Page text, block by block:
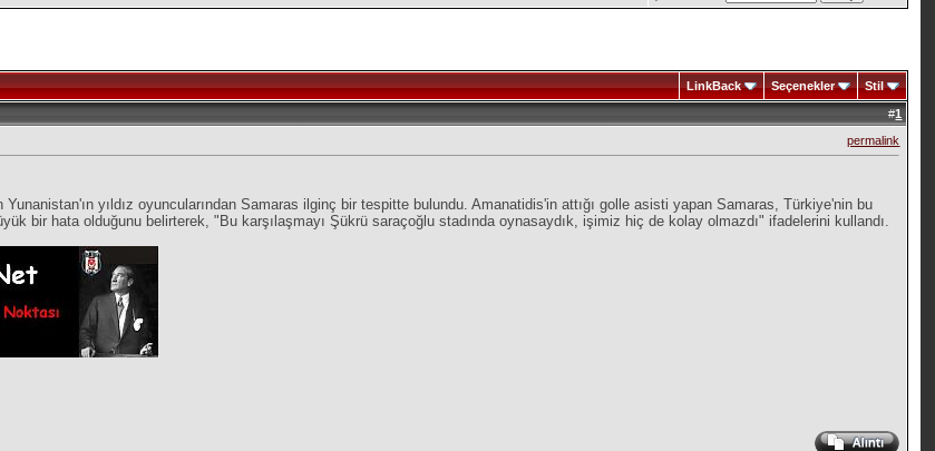
LinkBack Seçenekler Stil
#1
permalink
yıldız oyuncularından Samaras ilginç bir tespitte bulundu. Amanatidis'in attığı golle asisti yapan Samaras, Türkiye'nin bu
bir hata olduğunu belirterek, "Bu karşılaşmayı Şükrü saraçoğlu stadında oynasaydık, işimiz hiç de kolay olmazdı" ifadelerini kullandı.